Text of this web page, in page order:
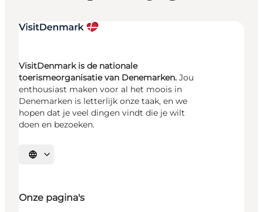
VisitDenmark is de nationale
toerismeorganisatie van Denemarken. Jou
enthousiast maken voor al het moois in
Denemarken is letterlijk onze taak, en we
hopen dat je veel dingen vindt die je wilt
doen en bezoeken.
Selecteer taal
Onze pagina's